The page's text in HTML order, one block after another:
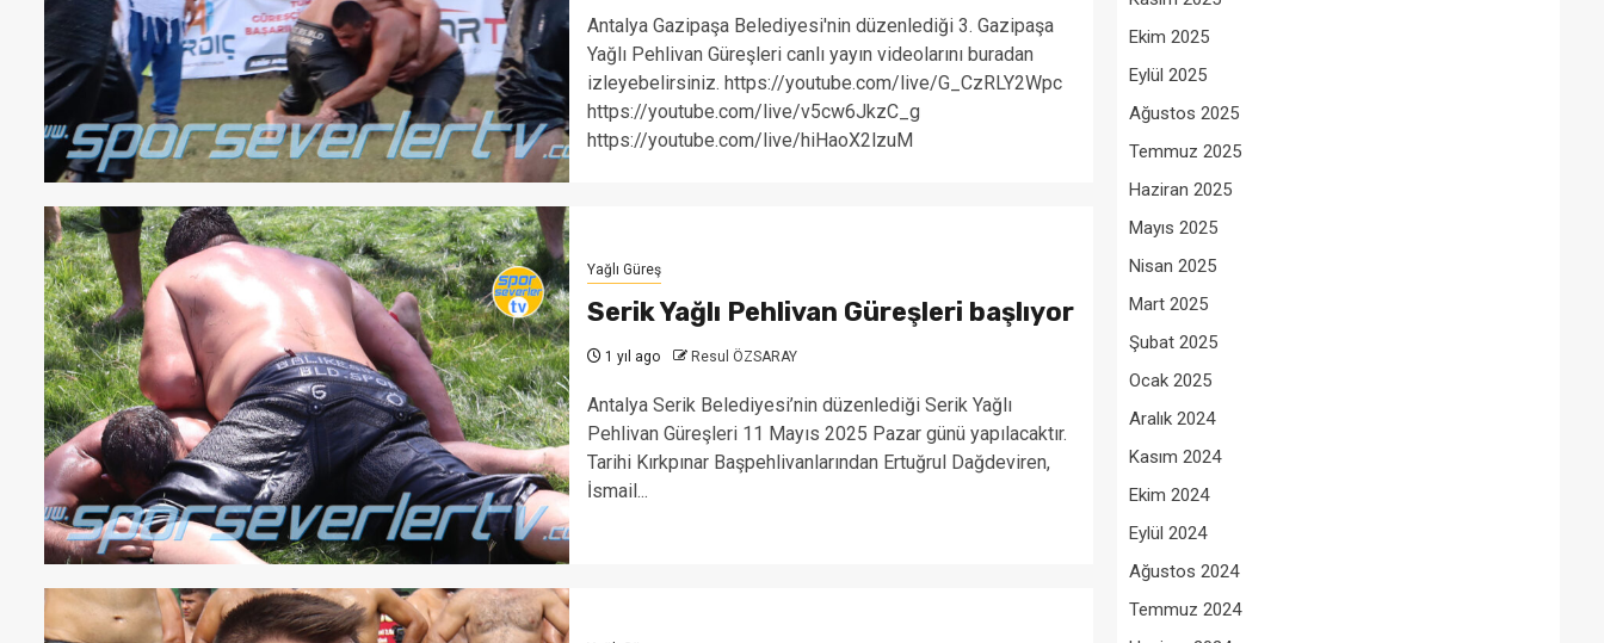
Antalya Gazipaşa Belediyesi'nin düzenlediği 3. Gazipaşa
Yağlı Pehlivan Güreşleri canlı yayın videolarını buradan
izleyebelirsiniz. https://youtube.com/live/G_CzRLY2Wpc
https://youtube.com/live/v5cw6JkzC_g
https://youtube.com/live/hiHaoX2lzuM
Yağlı Güreş
Serik Yağlı Pehlivan Güreşleri başlıyor
1 yıl ago Resul ÖZSARAY
Antalya Serik Belediyesi’nin düzenlediği Serik Yağlı
Pehlivan Güreşleri 11 Mayıs 2025 Pazar günü yapılacaktır.
Tarihi Kırkpınar Başpehlivanlarından Ertuğrul Dağdeviren,
İsmail...
Ekim 2025
Eylül 2025
Ağustos 2025
Temmuz 2025
Haziran 2025
Mayıs 2025
Nisan 2025
Mart 2025
Şubat 2025
Ocak 2025
Aralık 2024
Kasım 2024
Ekim 2024
Eylül 2024
Ağustos 2024
Temmuz 2024